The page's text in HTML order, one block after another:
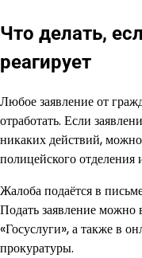
Что делать,
реагирует
Любое заявление от
отработать. Если
никаких действий,
полицейского отделения
Жалоба подаётся в
Подать заявление можно
«Госуслуги», а также в
прокуратуры.